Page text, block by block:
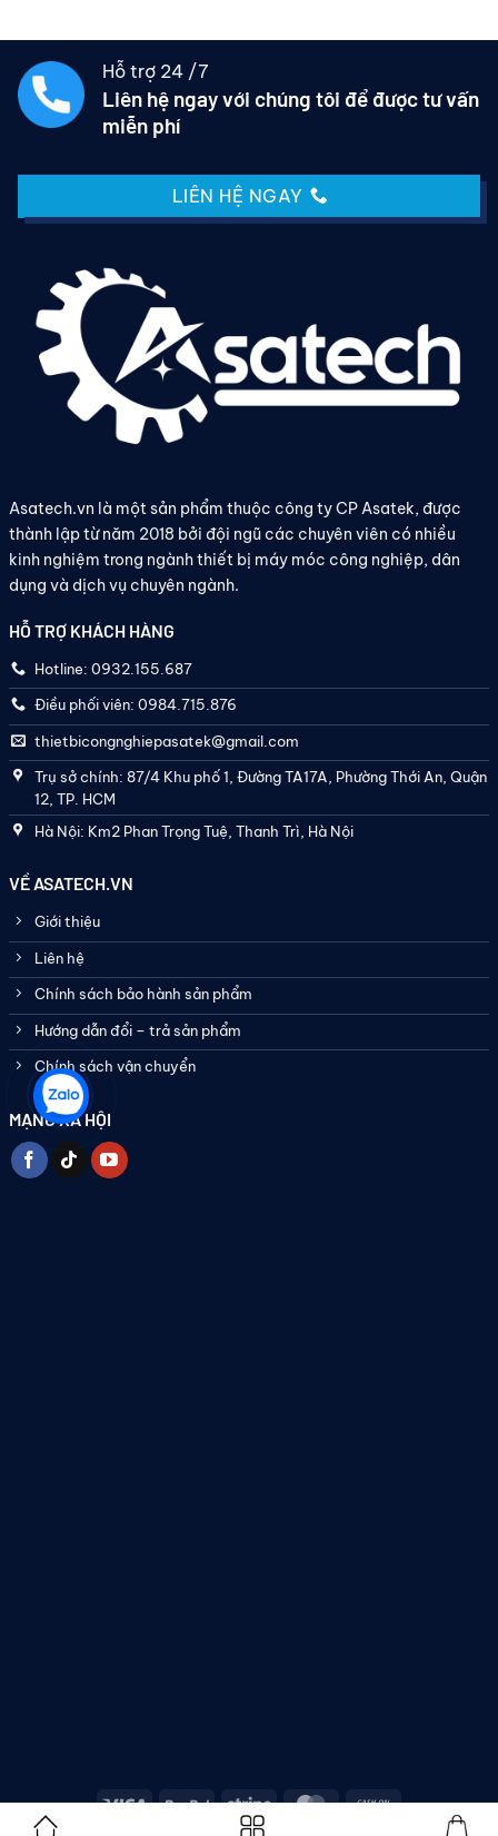
Hỗ trợ 24 /7
Liên hệ ngay với chúng tôi để được tư vấn
miễn phí
LIÊN HỆ NGAY
Asatech.vn là một sản phẩm thuộc công ty CP Asatek, được
thành lập từ năm 2018 bởi đội ngũ các chuyên viên có nhiều
kinh nghiệm trong ngành thiết bị máy móc công nghiệp, dân
dụng và dịch vụ chuyên ngành.
HỖ TRỢ KHÁCH HÀNG
Hotline: 0932.155.687
Điều phối viên: 0984.715.876
thietbicongnghiepasatek@gmail.com
Trụ sở chính: 87/4 Khu phố 1, Đường TA17A, Phường Thới An, Quận
12, TP. HCM
Hà Nội: Km2 Phan Trọng Tuệ, Thanh Trì, Hà Nội
VỀ ASATECH.VN
Giới thiệu
Liên hệ
Chính sách bảo hành sản phẩm
Hướng dẫn đổi – trả sản phẩm
Chính sách vận chuyển
MẠNG XÃ HỘI